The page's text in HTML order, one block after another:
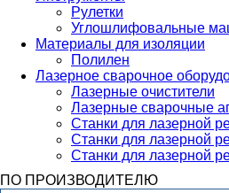
Рулетки
Углошлифовальные
Материалы для изоляции
Полилен
Лазерное сварочное
Лазерные очистители
Лазерные сварочные
Станки для лазерной
Станки для лазерной
Станки для лазерной
ПО ПРОИЗВОДИТЕЛЮ